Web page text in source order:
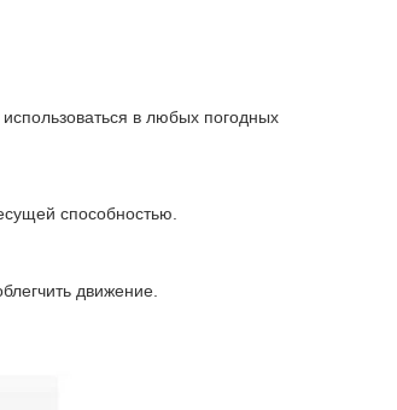
использоваться в любых погодных
способностью.
движение.